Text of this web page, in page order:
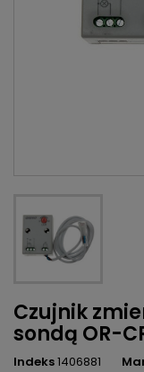
Czujnik
sondą OR-
Indeks1406881